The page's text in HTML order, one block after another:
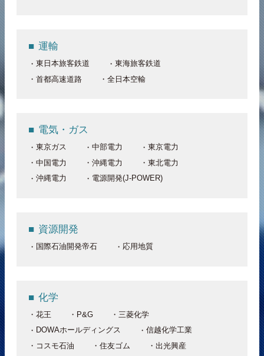
運輸
東日本旅客鉄道
東海旅客鉄道
首都高速道路
全日本空輸
電気・ガス
東京ガス 中部電力
東京電力
中国電力
沖縄電力
東北電力
沖縄電力
電源開発(J-POWER)
資源開発
国際石油開発帝石 応用地質
化学
花王 P&G
三菱化学
DOWAホールディングス
信越化学工業
コスモ石油
住友ゴム
出光興産